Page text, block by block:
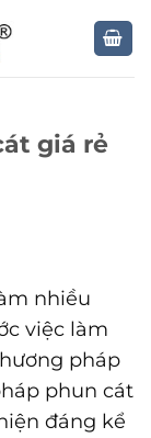
giá rẻ
nhiều
việc làm
pháp
phun cát
đáng kể